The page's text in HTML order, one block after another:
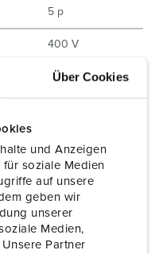
Über Cookies
und Anzeigen
soziale Medien
auf unsere
geben wir
unserer
Medien,
Partner
5 p
400 V
6 h
Nee
EAC